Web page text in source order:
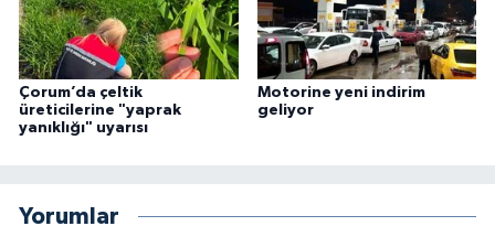
Çorum’da çeltik
üreticilerine "yaprak
yanıklığı" uyarısı
Motorine yeni indirim
geliyor
Yorumlar